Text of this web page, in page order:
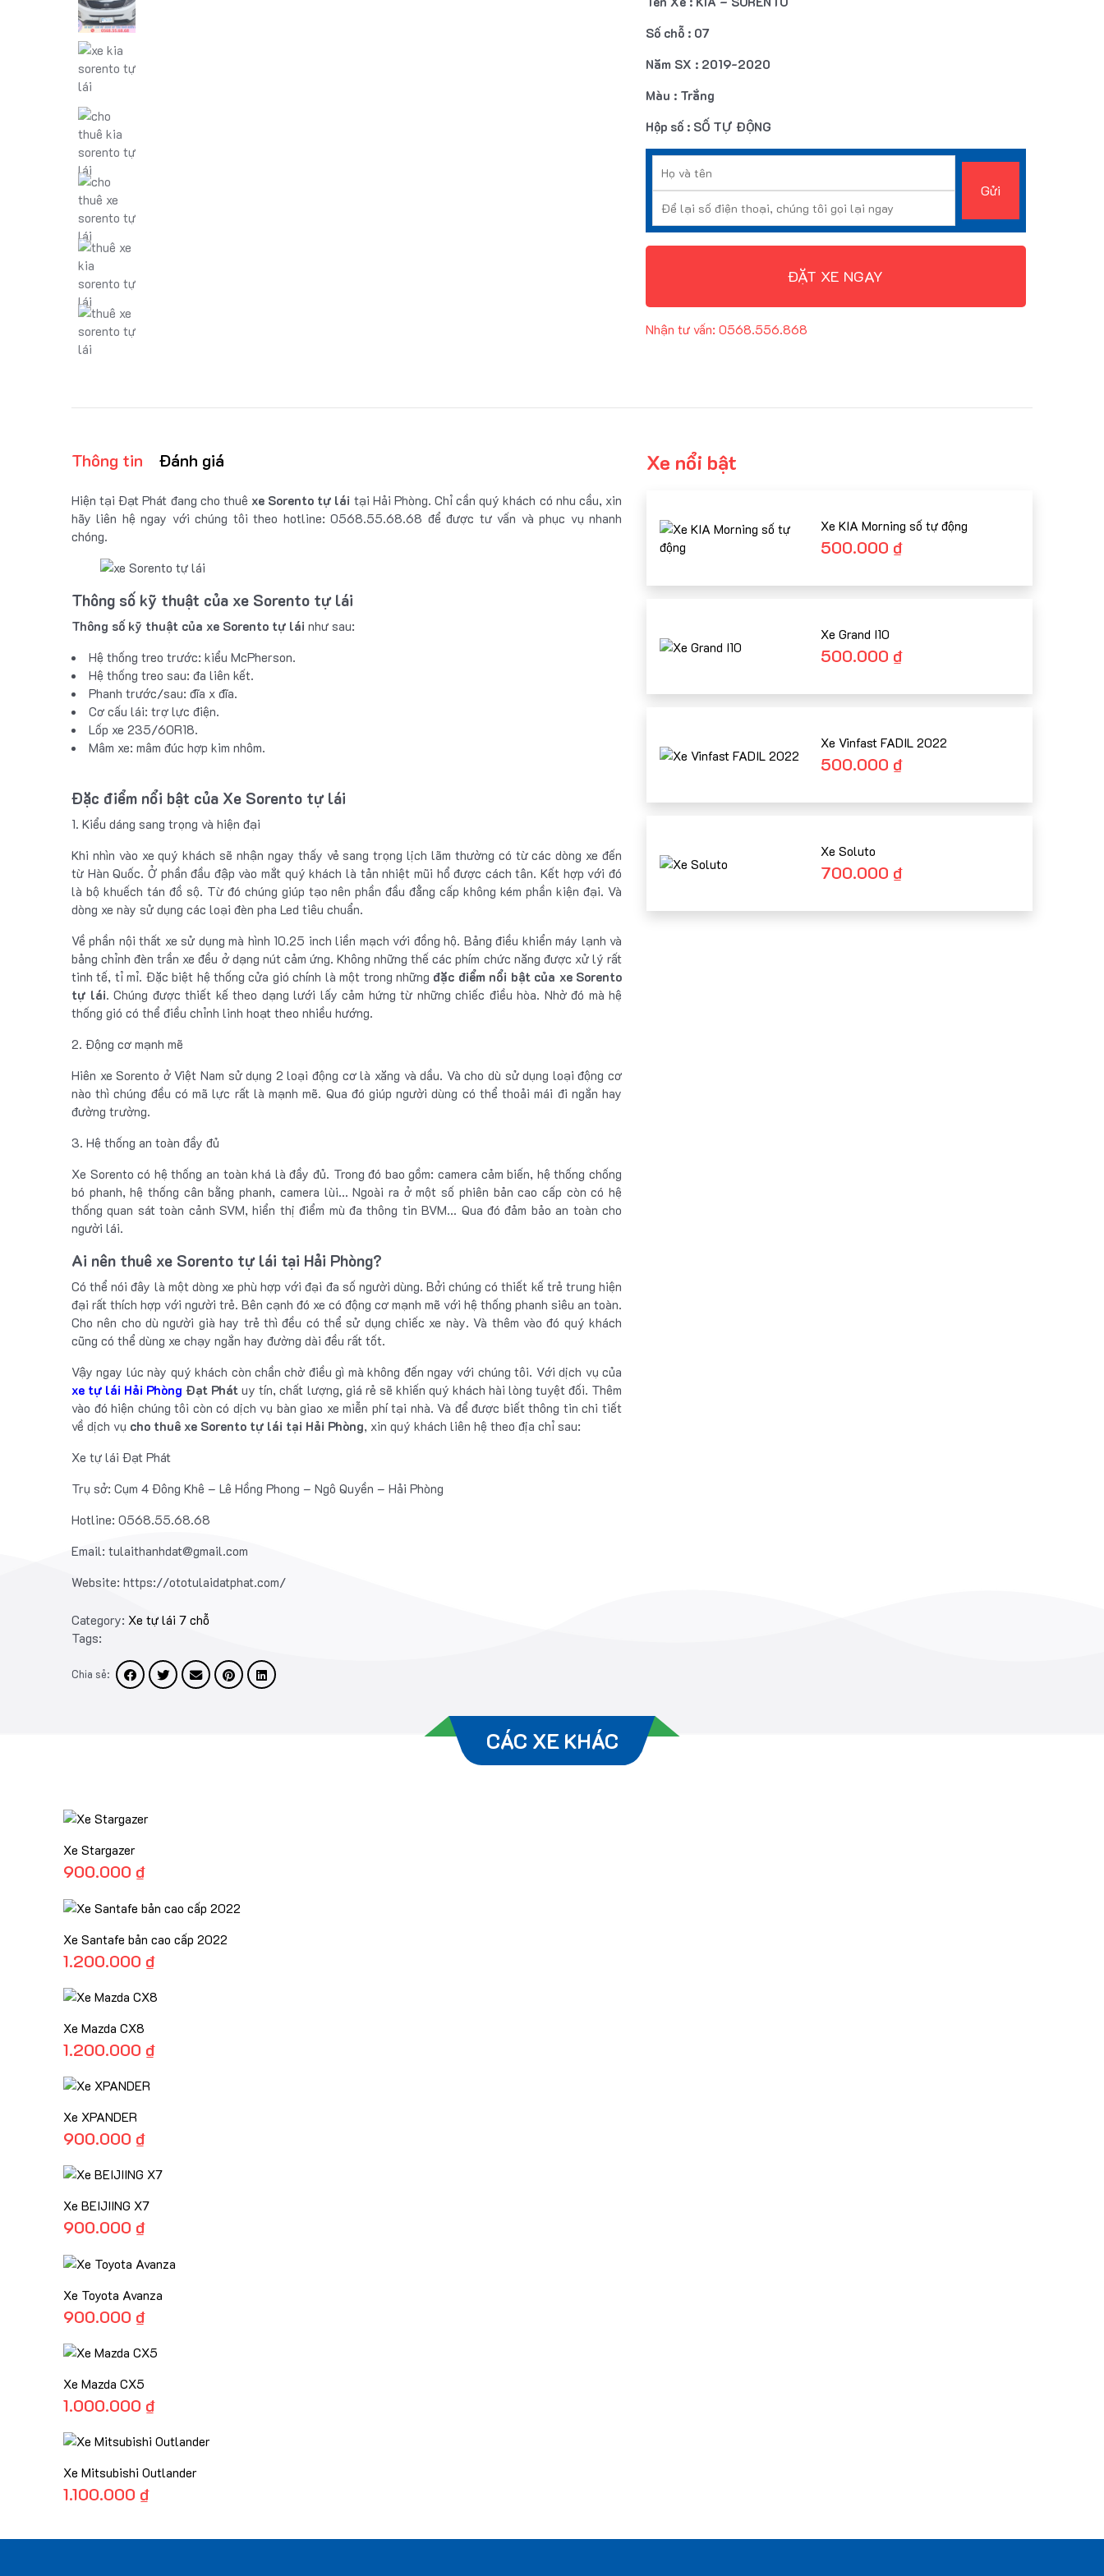
Số chỗ : 07
Năm SX : 2019-2020
Màu : Trắng
Hộp số : SỐ TỰ ĐỘNG
ĐẶT XE NGAY
Nhận tư vấn: 0568.556.868
Thông tin Đánh giá
Hiện tại Đạt Phát đang cho thuê xe Sorento tự lái tại Hải Phòng. Chỉ cần quý khách có nhu cầu, xin
hãy liên hệ ngay với chúng tôi theo hotline: 0568.55.68.68 để được tư vấn và phục vụ nhanh
chóng.
Thông số kỹ thuật của xe Sorento tự lái
Thông số kỹ thuật của xe Sorento tự lái như sau:
Hệ thống treo trước: kiểu McPherson.
Hệ thống treo sau: đa liên kết.
Phanh trước/sau: đĩa x đĩa.
Cơ cấu lái: trợ lực điện.
Lốp xe 235/60R18.
Mâm xe: mâm đúc hợp kim nhôm.
Đặc điểm nổi bật của Xe Sorento tự lái
1. Kiểu dáng sang trọng và hiện đại
Khi nhìn vào xe quý khách sẽ nhận ngay thấy vẻ sang trọng lịch lãm thường có từ các dòng xe đến
từ Hàn Quốc. Ở phần đầu đập vào mắt quý khách là tản nhiệt mũi hổ được cách tân. Kết hợp với đó
là bộ khuếch tán đồ sộ. Từ đó chúng giúp tạo nên phần đầu đẳng cấp không kém phần kiện đại. Và
dòng xe này sử dụng các loại đèn pha Led tiêu chuẩn.
Về phần nội thất xe sử dụng mà hình 10.25 inch liền mạch với đồng hộ. Bảng điều khiển máy lạnh và
bảng chỉnh đèn trần xe đều ở dạng nút cảm ứng. Không những thế các phím chức năng được xử lý rất
tinh tế, tỉ mỉ. Đặc biệt hệ thống cửa gió chính là một trong những đặc điểm nổi bật của xe Sorento
tự lái. Chúng được thiết kế theo dạng lưới lấy cảm hứng từ những chiếc điều hòa. Nhờ đó mà hệ
thống gió có thể điều chỉnh linh hoạt theo nhiều hướng.
2. Động cơ mạnh mẽ
Hiên xe Sorento ở Việt Nam sử dụng 2 loại động cơ là xăng và dầu. Và cho dù sử dụng loại động cơ
nào thì chúng đều có mã lực rất là mạnh mẽ. Qua đó giúp người dùng có thể thoải mái đi ngắn hay
đường trường.
3. Hệ thống an toàn đầy đủ
Xe Sorento có hệ thống an toàn khá là đầy đủ. Trong đó bao gồm: camera cảm biến, hệ thống chống
bó phanh, hệ thống cân bằng phanh, camera lùi… Ngoài ra ở một số phiên bản cao cấp còn có hệ
thống quan sát toàn cảnh SVM, hiển thị điểm mù đa thông tin BVM… Qua đó đảm bảo an toàn cho
người lái.
Ai nên thuê xe Sorento tự lái tại Hải Phòng?
Có thể nói đây là một dòng xe phù hợp với đại đa số người dùng. Bởi chúng có thiết kế trẻ trung hiện
đại rất thích hợp với người trẻ. Bên cạnh đó xe có động cơ mạnh mẽ với hệ thống phanh siêu an toàn.
Cho nên cho dù người già hay trẻ thì đều có thể sử dụng chiếc xe này. Và thêm vào đó quý khách
cũng có thể dùng xe chạy ngắn hay đường dài đều rất tốt.
Vậy ngay lúc này quý khách còn chần chờ điều gì mà không đến ngay với chúng tôi. Với dịch vụ của
xe tự lái Hải Phòng Đạt Phát uy tín, chất lượng, giá rẻ sẽ khiến quý khách hài lòng tuyệt đối. Thêm
vào đó hiện chúng tôi còn có dịch vụ bàn giao xe miễn phí tại nhà. Và để được biết thông tin chi tiết
về dịch vụ cho thuê xe Sorento tự lái tại Hải Phòng, xin quý khách liên hệ theo địa chỉ sau:
Xe tự lái Đạt Phát
Trụ sở: Cụm 4 Đông Khê – Lê Hồng Phong – Ngô Quyền – Hải Phòng
Hotline: 0568.55.68.68
Email: tulaithanhdat@gmail.com
Website: https://ototulaidatphat.com/
Category: Xe tự lái 7 chỗ
Tags:
Chia sẻ:
Xe nổi bật
Xe KIA Morning số tự động
500.000 ₫
Xe Grand I10
500.000 ₫
Xe Vinfast FADIL 2022
500.000 ₫
Xe Soluto
700.000 ₫
CÁC XE KHÁC
Xe Stargazer
900.000 ₫
Xe Santafe bản cao cấp 2022
1.200.000 ₫
Xe Mazda CX8
1.200.000 ₫
Xe XPANDER
900.000 ₫
Xe BEIJIING X7
900.000 ₫
Xe Toyota Avanza
900.000 ₫
Xe Mazda CX5
1.000.000 ₫
Xe Mitsubishi Outlander
1.100.000 ₫